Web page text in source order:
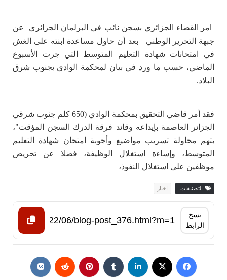
مر القضاء الجزائري بسجن نائب في البرلمان الجزائري عن
جبهة التحرير الوطني بعد أن حاول مساعدة ابنته على الغش
في امتحانات شهادة التعليم المتوسط التي جرت الأسبوع
الماضي، حسب ما ورد في بيان لمحكمة الوادي بجنوب شرق
البلاد.
فقد أمر قاضي التحقيق بمحكمة الوادي (650 كلم جنوب شرقي
الجزائر العاصمة بإيداعه وقائد فرقة الدرك السجن المؤقت"،
بتهم محاولة تسريب مواضيع وأجوبة امتحان شهادة التعليم
المتوسط، وإساءة استغلال الوظيفة، فضلا عن تحريض
موظفين على استغلال النفوذ،
التصنيفات: اخبار
نسخ
الرابط